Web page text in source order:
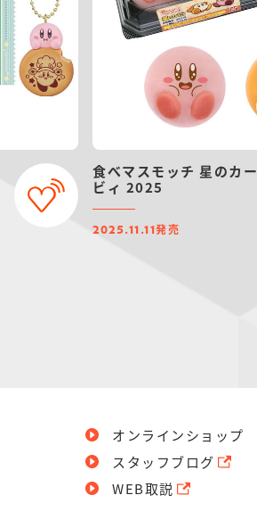
食べマスモッチ 星のカー
ビィ 2025
2025.11.11発売
オンラインショップ
スタッフブログ
WEB取説